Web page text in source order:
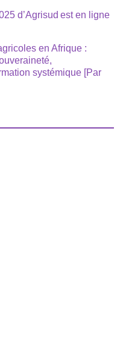
d’Agrisud est en ligne
en Afrique :
systémique [Par